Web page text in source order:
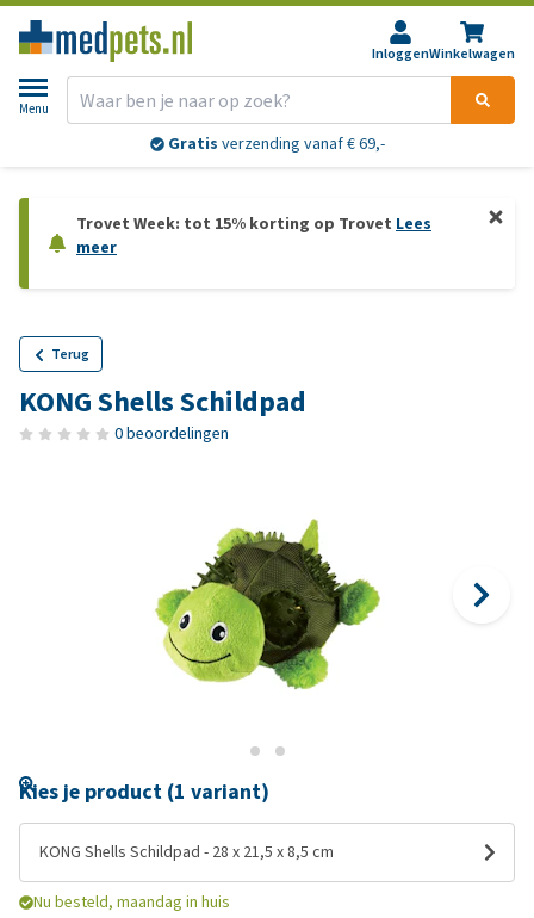
InloggenWinkelwagen
Menu
Gratis verzending vanaf € 69,-
Trovet Week: tot 15% korting op Trovet Lees
meer
Terug
KONG Shells Schildpad
0 beoordelingen
Kies je product (1 variant)
KONG Shells Schildpad - 28 x 21,5 x 8,5 cm
Nu besteld, maandag in huis